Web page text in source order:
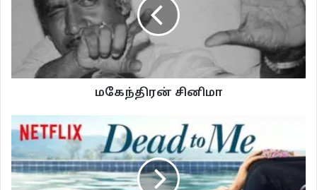
வாசனை கடக்கிறது, மோப்ப உணர்வால் அதனை துரத்திச் செல்ல அது ஒரு
பெண் உடலின் வாடையென அறிகிறான். ஒரு இருள்போல அவளை அணுகி
அவ்வாடையை கிரகிக்கும்போது அவள் திடுக்கிட்டு அலற, அவளை
அமைதியாக்கும் போராட்டத்தில் உயிரிழக்கிறாள்.
மகேந்திரன் சினிமா